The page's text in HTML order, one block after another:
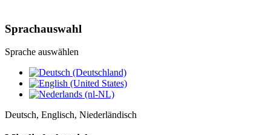
Sprachauswahl
Sprache auswählen
Deutsch, Englisch, Niederländisch